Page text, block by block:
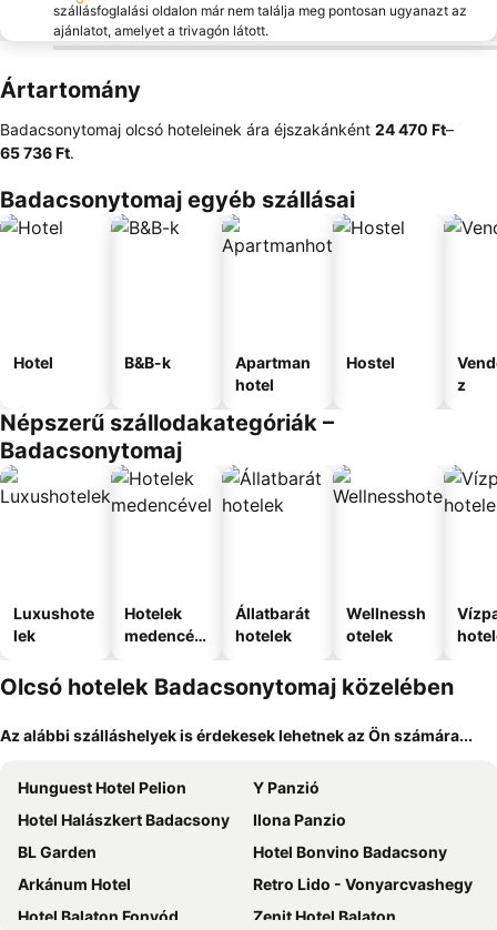
szállásfoglalási oldalon már nem találja meg pontosan ugyanazt az
ajánlatot, amelyet a trivagón látott.
Ártartomány
Badacsonytomaj olcsó hoteleinek ára éjszakánként ‎24 470 Ft–
65 736 Ft.
Badacsonytomaj egyéb szállásai
Hotel B&B-k
Apartman
hotel
Hostel
z
Népszerű szállodakategóriák –
Badacsonytomaj
Luxushote
lek
Hotelek
medencév
Állatbarát
hotelek
Wellnessh
otelek
Olcsó hotelek Badacsonytomaj közelében
Az alábbi szálláshelyek is érdekesek lehetnek az Ön számára...
Hunguest Hotel Pelion
Y Panzió
Hotel Halászkert Badacsony
Ilona Panzio
BL Garden
Hotel Bonvino Badacsony
Arkánum Hotel
Retro Lido - Vonyarcvashegy
Hotel Balaton Fonyód
Zenit Hotel Balaton